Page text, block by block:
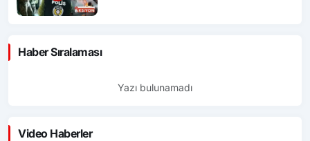
Haber Sıralaması
Yazı bulunamadı
Video Haberler